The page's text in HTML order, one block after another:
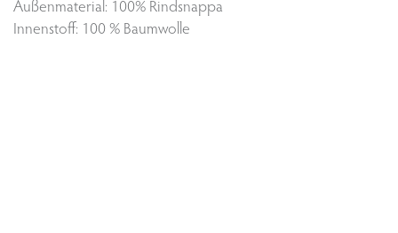
Außenmaterial: 100% Rindsnappa
Innenstoff: 100 % Baumwolle